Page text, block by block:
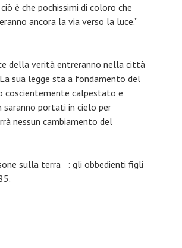
è che pochissimi di coloro che
ancora la via verso la luce.”
della verità entreranno nella città
sua legge sta a fondamento del
coscientemente calpestato e
saranno portati in cielo per
nessun cambiamento del
sulla terra : gli obbedienti figli